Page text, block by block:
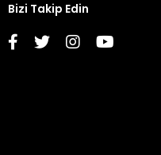
Bizi Takip Edin